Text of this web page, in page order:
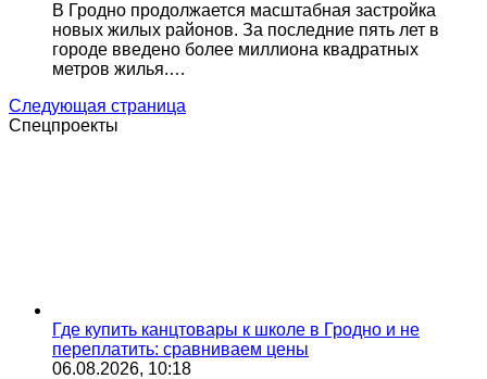
В Гродно продолжается масштабная застройка
новых жилых районов. За последние пять лет в
городе введено более миллиона квадратных
метров жилья.…
Следующая страница
Спецпроекты
Где купить канцтовары к школе в Гродно и не
переплатить: сравниваем цены
06.08.2026, 10:18